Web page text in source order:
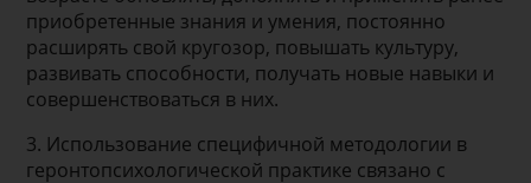
приобретенные знания и умения, постоянно
расширять свой кругозор, повышать культуру,
развивать способности, получать новые навыки и
совершенствоваться в них.
3. Использование специфичной методологии в
геронтопсихологической практике связано с